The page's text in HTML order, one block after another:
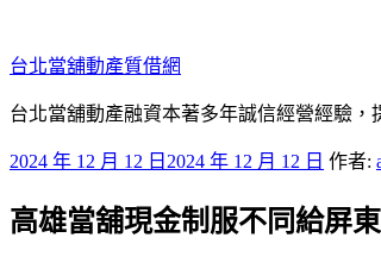
至
主
要
容
台北當舖動產質借網
台北當舖動產融資本著多年誠信經營經驗
發
於
2024 年 12 月 12 日 2024 年 12 月 12 日 作者:
高雄當舖現金制服不同給屏